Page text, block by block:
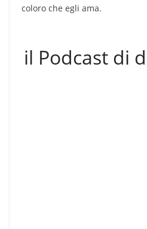
coloro che egli ama.
il Podcast di